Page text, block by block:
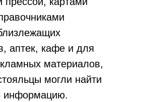
аптек, кафе и для
материалов,
могли найти
информацию.